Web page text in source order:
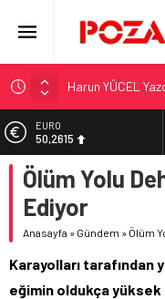
Harun YÜCEL
“KILAVUZ
Adana’nın Gizli
Yılmaz
Gaziantep,
Ajans
EURO
50,2615
ALTIN
5.910,66
BİST
11.456,34
DOLAR
42,6961
Ölüm Yolu
Ediyor
Anasayfa » Gündem » Ölüm
Karayolları tarafından
eğimin oldukça yüksek